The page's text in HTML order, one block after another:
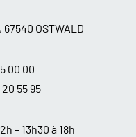
OSTWALD
00 00
20 55 95
– 13h30 à 18h